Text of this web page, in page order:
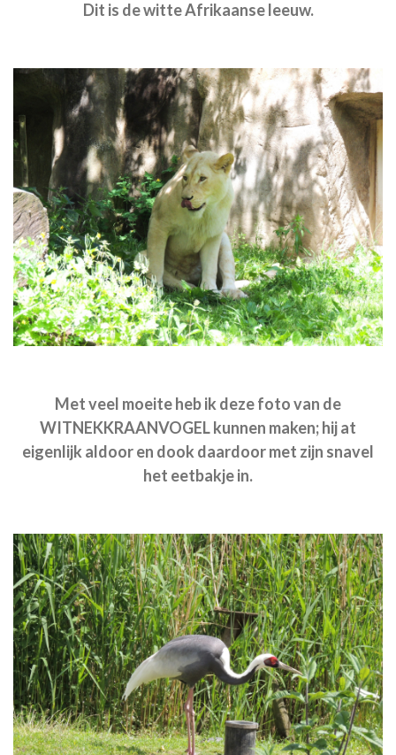
Dit is de witte Afrikaanse leeuw.
Met veel moeite heb ik deze foto van de
WITNEKKRAANVOGEL kunnen maken; hij at
eigenlijk aldoor en dook daardoor met zijn snavel
het eetbakje in.